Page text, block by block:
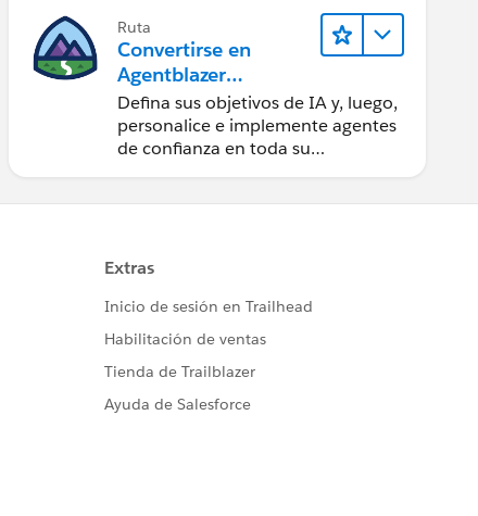
Ruta
Convertirse en
Agentblazer
Innovator 2026
Defina sus objetivos de IA y, luego,
personalice e implemente agentes
de confianza en toda su